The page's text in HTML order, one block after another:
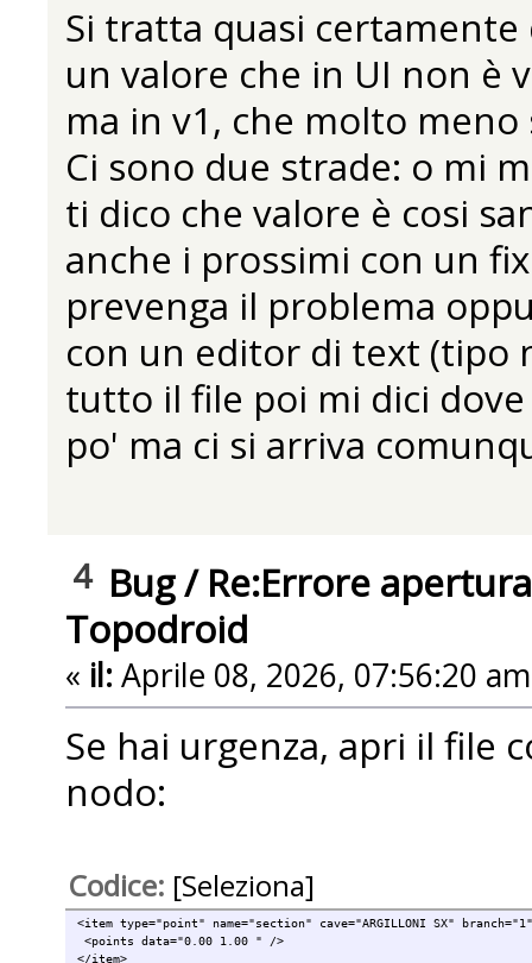
Si tratta quasi
un valore che in UI non è
ma in v1, che molto
Ci sono due strade: o mi
ti dico che valore è cosi
anche i prossimi con un
prevenga il problema
con un editor di text (tipo
tutto il file poi mi dici dove
po' ma ci si arriva
4 Bug/ Re:Errore
Topodroid
« il: Aprile 08, 2026, 07:56:20
Se hai urgenza, apri il file
nodo:
Codice: [Seleziona]
<item type="point" name="section" cave="ARGILLONI SX"
<points data="0.00 1.00 " />
</item>